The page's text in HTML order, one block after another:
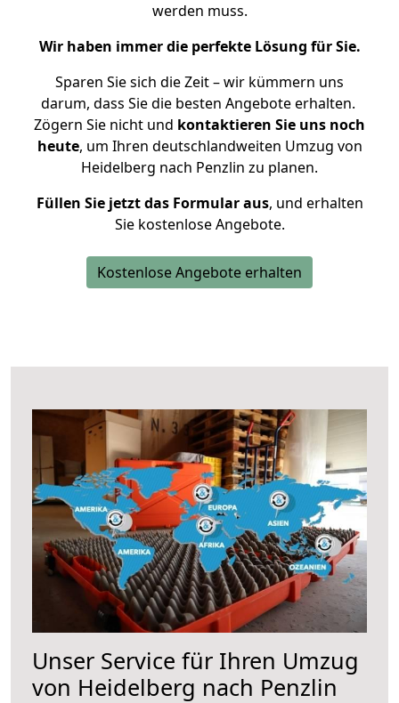
werden muss.
Wir haben immer die perfekte Lösung für Sie.
Sparen Sie sich die Zeit – wir kümmern uns
darum, dass Sie die besten Angebote erhalten.
Zögern Sie nicht und kontaktieren Sie uns noch
heute, um Ihren deutschlandweiten Umzug von
Heidelberg nach Penzlin zu planen.
Füllen Sie jetzt das Formular aus, und erhalten
Sie kostenlose Angebote.
Kostenlose Angebote erhalten
Unser Service für Ihren Umzug
von Heidelberg nach Penzlin